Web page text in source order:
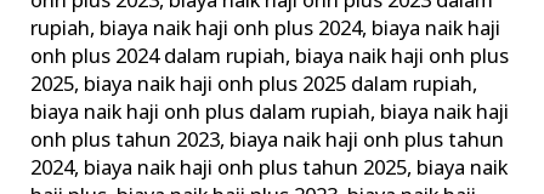
rupiah, biaya naik haji onh plus 2024, biaya naik haji
onh plus 2024 dalam rupiah, biaya naik haji onh plus
2025, biaya naik haji onh plus 2025 dalam rupiah,
biaya naik haji onh plus dalam rupiah, biaya naik haji
onh plus tahun 2023, biaya naik haji onh plus tahun
2024, biaya naik haji onh plus tahun 2025, biaya naik